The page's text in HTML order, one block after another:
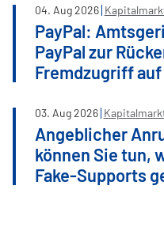
04. Aug2026
PayPal:
PayPal zur
Fremdzugriff
03. Aug2026
Angeblicher
können Sie tun,
Fake-Supports